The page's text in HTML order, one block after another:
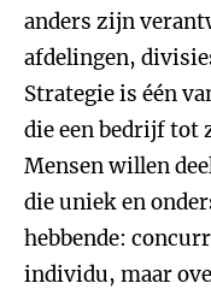
anders zijn
afdelingen,
Strategie is één
die een bedrijf tot
Mensen willen
die uniek en
hebbende:
individu, maar